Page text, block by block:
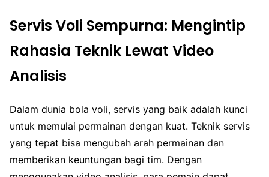
Servis Voli Sempurna: Mengintip
Rahasia Teknik Lewat Video
Analisis
Dalam dunia bola voli, servis yang baik adalah kunci
untuk memulai permainan dengan kuat. Teknik servis
yang tepat bisa mengubah arah permainan dan
memberikan keuntungan bagi tim. Dengan